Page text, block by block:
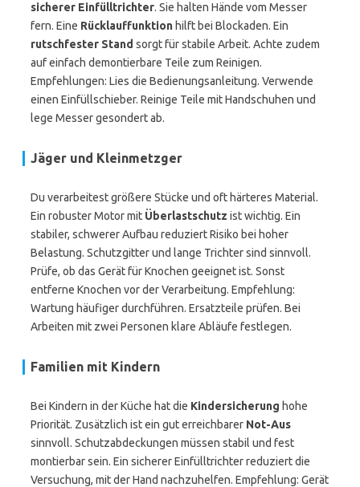
sicherer Einfülltrichter. Sie halten Hände vom Messer
fern. Eine Rücklauffunktion hilft bei Blockaden. Ein
rutschfester Stand sorgt für stabile Arbeit. Achte zudem
auf einfach demontierbare Teile zum Reinigen.
Empfehlungen: Lies die Bedienungsanleitung. Verwende
einen Einfüllschieber. Reinige Teile mit Handschuhen und
lege Messer gesondert ab.
Jäger und Kleinmetzger
Du verarbeitest größere Stücke und oft härteres Material.
Ein robuster Motor mit Überlastschutz ist wichtig. Ein
stabiler, schwerer Aufbau reduziert Risiko bei hoher
Belastung. Schutzgitter und lange Trichter sind sinnvoll.
Prüfe, ob das Gerät für Knochen geeignet ist. Sonst
entferne Knochen vor der Verarbeitung. Empfehlung:
Wartung häufiger durchführen. Ersatzteile prüfen. Bei
Arbeiten mit zwei Personen klare Abläufe festlegen.
Familien mit Kindern
Bei Kindern in der Küche hat die Kindersicherung hohe
Priorität. Zusätzlich ist ein gut erreichbarer Not-Aus
sinnvoll. Schutzabdeckungen müssen stabil und fest
montierbar sein. Ein sicherer Einfülltrichter reduziert die
Versuchung, mit der Hand nachzuhelfen. Empfehlung: Gerät